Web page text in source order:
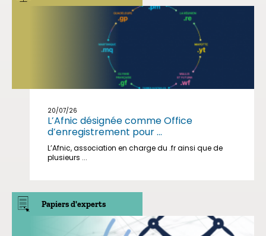
20/07/26
L’Afnic désignée comme Office
d’enregistrement pour ...
L’Afnic, association en charge du .fr ainsi que de
plusieurs ...
Papiers d'experts